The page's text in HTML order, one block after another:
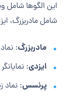
این الگوها شامل
شامل مادربزرگ،
مادربزرگ:
ایزدی:
پرنسس: نماد